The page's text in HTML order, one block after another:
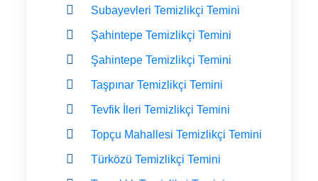
Subayevleri Temizlikçi Temini
Şahintepe Temizlikçi Temini
Şahintepe Temizlikçi Temini
Taşpınar Temizlikçi Temini
Tevfik İleri Temizlikçi Temini
Topçu Mahallesi Temizlikçi Temini
Türközü Temizlikçi Temini